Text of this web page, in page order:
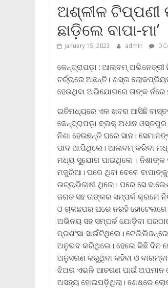
ଅଶ୍ଳୀଳ ଟିପ୍ପଣୀ
ଛାଡ଼ିଲେ ବାପା-ମା’
January 15, 2023 admin 0
କେନ୍ଦ୍ରାପଡ଼ା : ଆଲବମ୍‌
ଚର୍ଚ୍ଚାରେ ଅଛନ୍ତି। ଶସ୍ତା
ହେଉଥିବା ଅଭିଯୋଗରେ ତାଙ୍କ ନଁରେ
ଇତିମଧ୍ୟରେ ଏକ ଖବର ଆସିଛି
କେନ୍ଦ୍ରାପଡ଼ା ବ୍ଲକ୍ ଅଧୀନ
ନିଶା ହେଉଛନ୍ତି ଘରେ ସାନ।
ପାଦ ଥାପିଥିଲେ। ଆଲବମ୍ କରିବା
ମଧ୍ୟ ସୁଯୋଗ ପାଇଥିଲେ । ନିଶାଙ୍କ
ମଜୁରିଆ। ଘରେ ଥିବା ବେଳେ
ଉଚ୍ଚାଭିଳାଷୀ ଥିଲେ। ପରେ ସେ
ଜଗତ ସହ ତାଙ୍କର ସମ୍ପର୍କ କ୍ରମେ
ଓ ଚାଳଛପର ଘରେ ନରହି
ଅଭିନୟ ସହ ସମ୍ପର୍କ ଯୋଡ଼ିବା
ପ୍ରଶଂସା ସାଉଁଟିଥିଲେ। ଟେଲିଭିଜନ୍‌ରେ
ଅନୁଭବ କରିଥିଲେ। ହେଲେ କିଛି ଦିନ
ଅନୁସରଣ କରୁଥିବା କହିବା ଓ
ଝିଅର ଏଭଳି ଆଚରଣ ପାଇଁ ଅପମାନ
ଅସହ୍ୟ ହୋଇପଡ଼ିଥିଲା। ଶେଷରେ